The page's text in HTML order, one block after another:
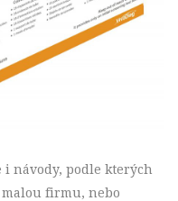
i návody, podle kterých
malou firmu, nebo